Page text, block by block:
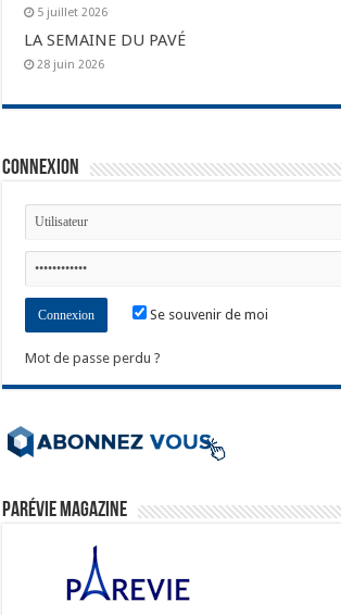
5 juillet 2026
LA SEMAINE DU PAVÉ
28 juin 2026
Connexion
Se souvenir de moi
Mot de passe perdu ?
ParéVie Magazine